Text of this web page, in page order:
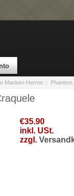
Masken Herren:: Phantom
€35.90
inkl. USt.
zzgl.